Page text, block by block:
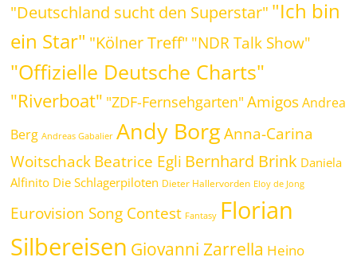
"Deutschland sucht den Superstar" "Ich bin
ein Star" "Kölner Treff" "NDR Talk Show"
"Offizielle Deutsche Charts"
"Riverboat" "ZDF-Fernsehgarten" Amigos Andrea
Berg Andreas Gabalier Andy Borg Anna-Carina
WoitschackBeatrice Egli Bernhard Brink Daniela
Alfinito Die Schlagerpiloten Dieter Hallervorden Eloy de Jong
Eurovision Song Contest Fantasy Florian
Silbereisen Giovanni Zarrella Heino